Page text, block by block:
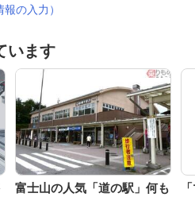
の入力）
います
富士山の人気「道の駅」何も